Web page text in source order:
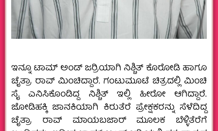
ಇನ್ನೂ ಟಾಮ್ ಅಂಡ್ ಜರ‍್ರಿಯಾಗಿ ನಿಶ್ಚಿತ್ ಕೊರೋಡಿ ಹಾಗೂ
ಚೈತ್ರಾ ರಾವ್ ಮಿಂಚಿದ್ದಾರೆ. ಗಂಟುಮೂಟೆ ಚಿತ್ರದಲ್ಲಿ ಮಿಂಚಿ
ಸೈ ಎನಿಸಿಕೊಂಡಿದ್ದ ನಿಶ್ಚಿತ್ ಇಲ್ಲಿ ಹೀರೋ ಆಗಿದ್ದಾರೆ.
ಜೋಡಿಹಕ್ಕಿ ಜಾನಕಿಯಾಗಿ ಕಿರುತೆರೆ ಪ್ರೇಕ್ಷಕರನ್ನು ಸೆಳೆದಿದ್ದ
ಚೈತ್ರಾ ರಾವ್ ಮಾಯಬಜಾರ್ ಮೂಲಕ ಬೆಳ್ಳಿತೆರೆಗೆ